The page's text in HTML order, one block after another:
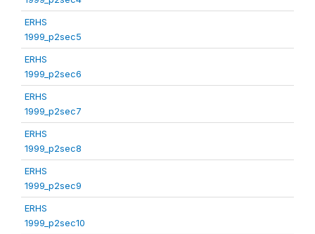
ERHS
1999_p2sec5
ERHS
1999_p2sec6
ERHS
1999_p2sec7
ERHS
1999_p2sec8
ERHS
1999_p2sec9
ERHS
1999_p2sec10